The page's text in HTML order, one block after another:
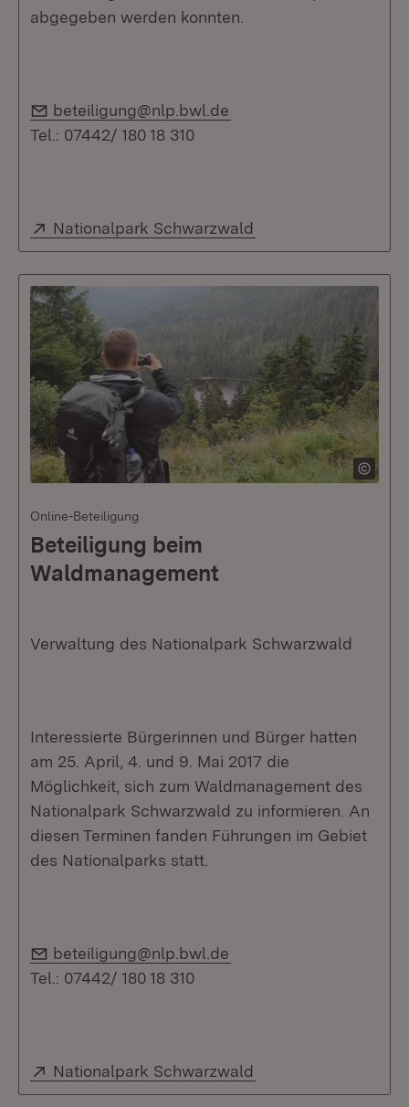
abgegeben werden konnten.
E-Mail:
beteiligung@nlp.bwl.de
Tel.: 07442/ 180 18 310
Extern:
Nationalpark Schwarzwald
Online-Beteiligung
Beteiligung beim
Waldmanagement
Verwaltung des Nationalpark Schwarzwald
Interessierte Bürgerinnen und Bürger hatten
am 25. April, 4. und 9. Mai 2017 die
Möglichkeit, sich zum Waldmanagement des
Nationalpark Schwarzwald zu informieren. An
diesen Terminen fanden Führungen im Gebiet
des Nationalparks statt.
E-Mail:
beteiligung@nlp.bwl.de
Tel.: 07442/ 180 18 310
Extern:
Nationalpark Schwarzwald